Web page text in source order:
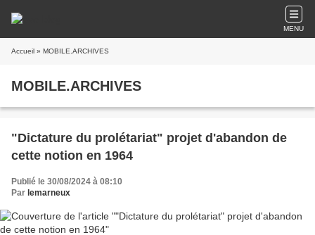
MENU
Accueil » MOBILE.ARCHIVES
MOBILE.ARCHIVES
"Dictature du prolétariat" projet d'abandon de
cette notion en 1964
Publié le 30/08/2024 à 08:10
Par lemarneux